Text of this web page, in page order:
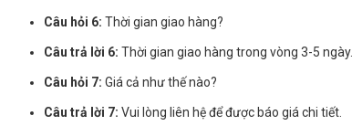
Câu hỏi 6: Thời gian giao hàng?
Câu trả lời 6: Thời gian giao hàng trong vòng 3-5 ngày.
Câu hỏi 7: Giá cả như thế nào?
Câu trả lời 7: Vui lòng liên hệ để được báo giá chi tiết.